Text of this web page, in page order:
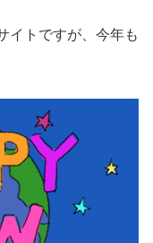
イトですが、今年も